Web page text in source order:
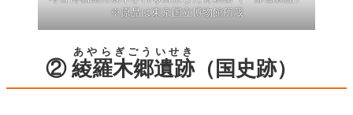
※原品は東京国立博物館所蔵
② 綾羅木郷遺跡
あやらぎごういせき
（国史跡）